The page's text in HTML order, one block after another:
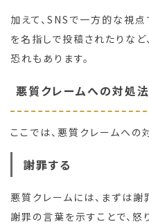
加えて、SNSで一方的な視
を名指しで投稿されたりな
恐れもあります。
悪質クレームへの対処法
ここでは、悪質クレームへの
謝罪する
悪質クレームには、まずは謝
謝罪の言葉を示すことで、怒